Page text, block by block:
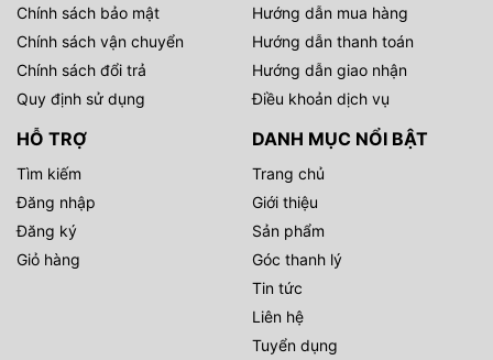
Chính sách bảo mật
Chính sách vận chuyển
Chính sách đổi trả
Quy định sử dụng
Hướng dẫn mua hàng
Hướng dẫn thanh toán
Hướng dẫn giao nhận
Điều khoản dịch vụ
HỖ TRỢ
Tìm kiếm
Đăng nhập
Đăng ký
Giỏ hàng
DANH MỤC NỔI BẬT
Trang chủ
Giới thiệu
Sản phẩm
Góc thanh lý
Tin tức
Liên hệ
Tuyển dụng